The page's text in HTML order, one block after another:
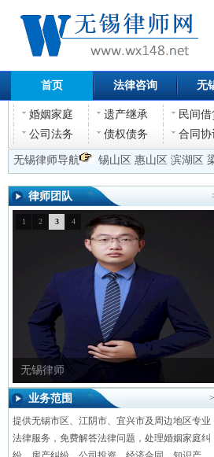
首页 法律咨询 无
婚姻家庭 遗产继承 民间借
公司法务
债权债务 合同协
无锡律师导航 锡山区 惠山区 滨湖区
律师团队
无锡律师
1 2 3 4
业务范围
提供无锡市区、江阴市、宜兴市及周边地区专业
法律服务，免费解答法律问题，处理婚姻家庭纠